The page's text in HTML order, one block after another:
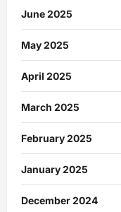
June 2025
May 2025
April 2025
March 2025
February 2025
January 2025
December 2024